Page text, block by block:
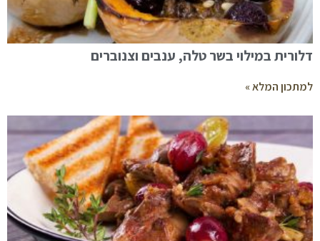
דלורית במילוי בשר טלה, ענבים וצנוברים
למתכון המלא »